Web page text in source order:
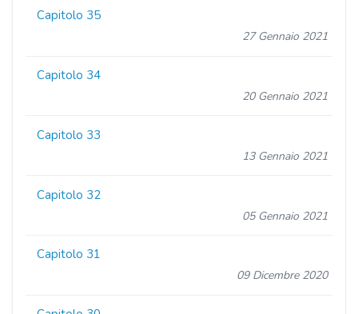
Capitolo 35
27 Gennaio 2021
Capitolo 34
20 Gennaio 2021
Capitolo 33
13 Gennaio 2021
Capitolo 32
05 Gennaio 2021
Capitolo 31
09 Dicembre 2020